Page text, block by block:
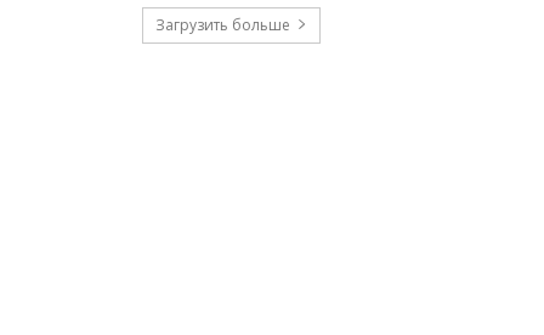
Загрузить больше